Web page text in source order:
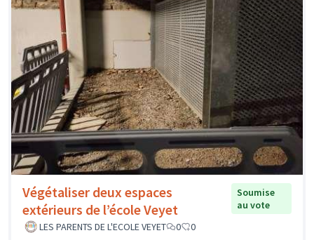
Végétaliser deux espaces
extérieurs de l’école Veyet
Soumise
au vote
LES PARENTS DE L'ECOLE VEYET
0 0